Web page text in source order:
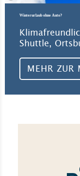
Winterurlaub ohne Auto?
Shuttle,
MEHR ZUR